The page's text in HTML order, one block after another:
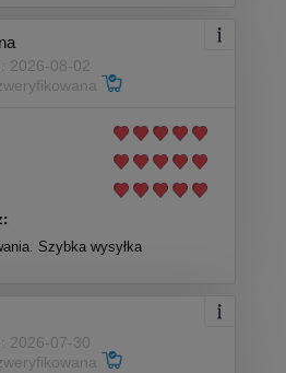
2026-08-02
Szybka wysyłka
2026-07-30